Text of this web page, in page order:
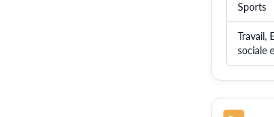
Sports
Travail,
sociale